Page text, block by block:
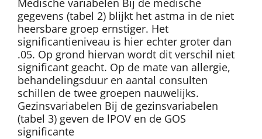
Medische variabelen Bij de medische
gegevens (tabel 2) blijkt het astma in de niet
heersbare groep ernstiger. Het
significantieniveau is hier echter groter dan
.05. Op grond hiervan wordt dit verschil niet
significant geacht. Op de mate van allergie,
behandelingsduur en aantal consulten
schillen de twee groepen nauwelijks.
Gezinsvariabelen Bij de gezinsvariabelen
(tabel 3) geven de lPOV en de GOS
significante